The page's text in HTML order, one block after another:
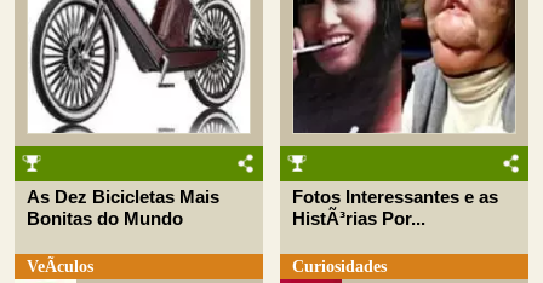
As Dez Bicicletas Mais
Bonitas do Mundo
VeÃ­culos
Fotos Interessantes e as
HistÃ³rias Por...
Curiosidades